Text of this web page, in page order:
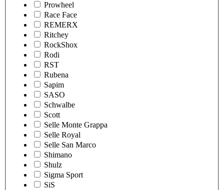
Prowheel
Race Face
REMERX
Ritchey
RockShox
Rodi
RST
Rubena
Sapim
SASO
Schwalbe
Scott
Selle Monte Grappa
Selle Royal
Selle San Marco
Shimano
Shulz
Sigma Sport
SiS